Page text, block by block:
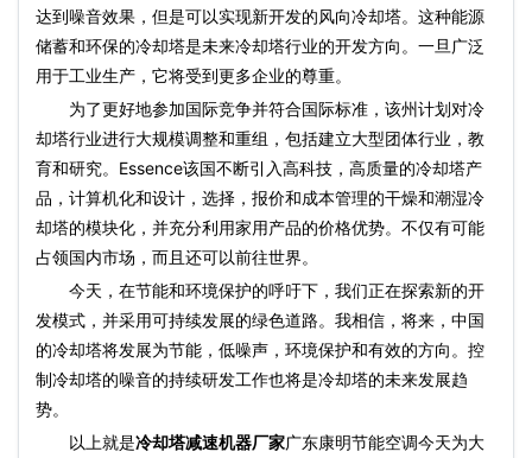
达到噪音效果，但是可以实现新开发的风向冷却塔。这种能源
储蓄和环保的冷却塔是未来冷却塔行业的开发方向。一旦广泛
用于工业生产，它将受到更多企业的尊重。
为了更好地参加国际竞争并符合国际标准，该州计划对冷
却塔行业进行大规模调整和重组，包括建立大型团体行业，教
育和研究。Essence该国不断引入高科技，高质量的冷却塔产
品，计算机化和设计，选择，报价和成本管理的干燥和潮湿冷
却塔的模块化，并充分利用家用产品的价格优势。不仅有可能
占领国内市场，而且还可以前往世界。
今天，在节能和环境保护的呼吁下，我们正在探索新的开
发模式，并采用可持续发展的绿色道路。我相信，将来，中国
的冷却塔将发展为节能，低噪声，环境保护和有效的方向。控
制冷却塔的噪音的持续研发工作也将是冷却塔的未来发展趋
势。
以上就是冷却塔减速机器厂家广东康明节能空调今天为大